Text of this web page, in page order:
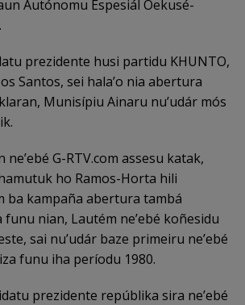
Autónomu Espesiál Oekusé-
prezidente husi partidu KHUNTO,
Santos, sei hala’o nia abertura
Munisípiu Ainaru nu’udár mós
G-RTV.com assesu katak,
ho Ramos-Horta hili
ba kampaña abertura tambá
nian, Lautém ne’ebé koñesidu
sai nu’udár baze primeiru ne’ebé
funu iha períodu 1980.
prezidente repúblika sira ne’ebé